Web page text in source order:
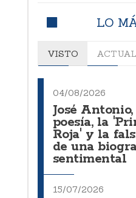
LO
VISTO ACTUAL
04/08/2026
José
poesía, la
Roja' y la
de una
sentimental
15/07/2026